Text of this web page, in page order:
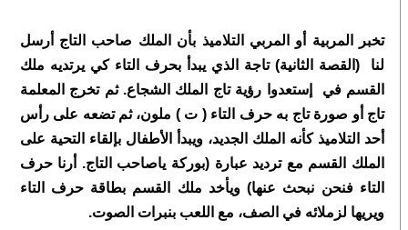
تخبر المربية أو المربي التلاميذ بأن الملك صاحب التاج أرسل
لنا (القصة الثانية) تاجة الذي يبدأ بحرف التاء كي يرتديه ملك
القسم في إستعدوا رؤية تاج الملك الشجاع. ثم تخرج المعلمة
تاج أو صورة تاج به حرف التاء ( ت ) ملون، ثم تضعه على رأس
أحد التلاميذ كأنه الملك الجديد، ويبدأ الأطفال بإلقاء التحية على
الملك القسم مع ترديد عبارة (بوركة ياصاحب التاج. أرنا حرف
التاء فنحن نبحث عنها) ويأخد ملك القسم بطاقة حرف التاء
ويريها لزملائه في الصف، مع اللعب بنبرات الصوت.